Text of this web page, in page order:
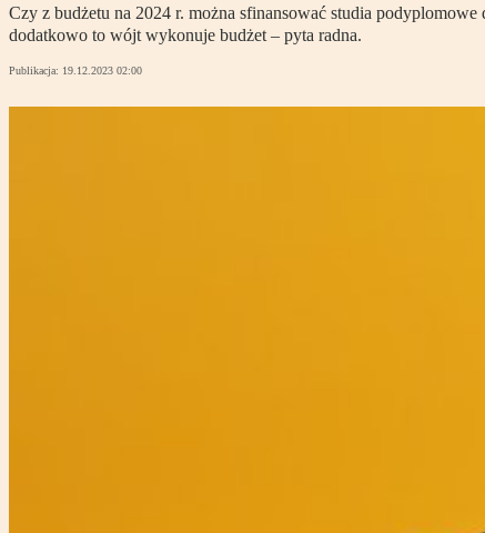
Czy z budżetu na 2024 r. można sfinansować studia
dodatkowo to wójt wykonuje budżet – pyta radna.
Publikacja: 19.12.2023 02:00